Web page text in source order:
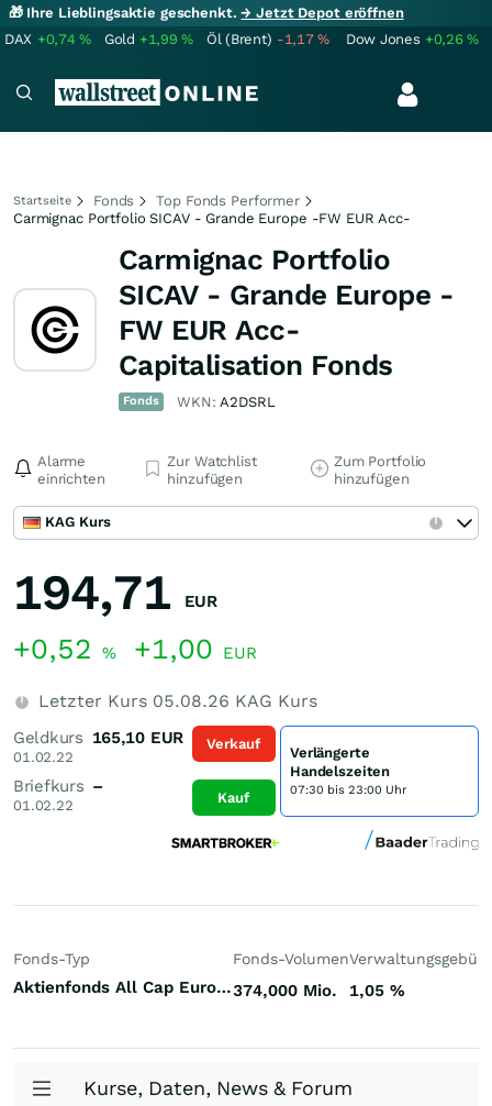
🎁 Ihre Lieblingsaktie geschenkt.→ Jetzt Depot eröffnen
DAX +0,74% Gold +1,99% Öl (Brent) -1,17% Dow Jones +0,26%
Startseite Fonds
Top Fonds Performer
Carmignac Portfolio SICAV - Grande Europe -FW EUR Acc-
Carmignac Portfolio
SICAV - Grande Europe -
FW EUR Acc-
Capitalisation Fonds
Fonds WKN:A2DSRL
Alarme
einrichten
Zur Watchlist
hinzufügen
Zum Portfolio
hinzufügen
KAG Kurs
194,71 EUR
+0,52 % +1,00 EUR
Letzter Kurs 05.08.26 KAG Kurs
Geldkurs
01.02.22
165,10 EUR
Briefkurs
01.02.22
–
Verkauf
Kauf
Verlängerte
Handelszeiten
07:30 bis 23:00 Uhr
Fonds-Typ
Aktienfonds All Cap Europa
Fonds-Volumen
374,000 Mio. 1,05 %
Kurse, Daten, News & Forum